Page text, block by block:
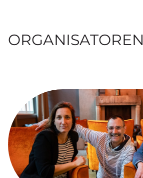
ORGANISATOREN